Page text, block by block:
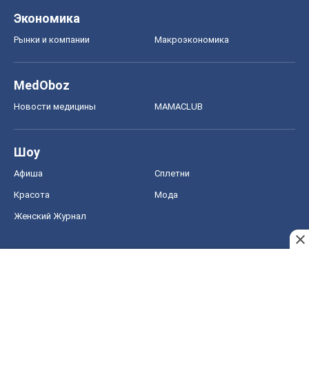
Экономика
Рынки и компании Mакроэкономика
MedOboz
Новости медицины MAMACLUB
Шоу
Афиша Сплетни
Красота Мода
Женский Журнал